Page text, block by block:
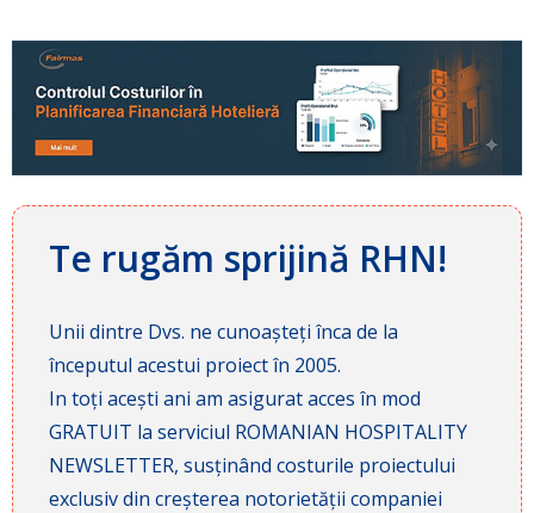
Te rugăm sprijină RHN!
Unii dintre Dvs. ne cunoașteți înca de la
începutul acestui proiect în 2005.
In toți acești ani am asigurat acces în mod
GRATUIT la serviciul ROMANIAN HOSPITALITY
NEWSLETTER, susținând costurile proiectului
exclusiv din creșterea notorietății companiei